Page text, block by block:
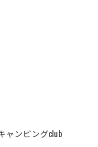
ャンピングclub